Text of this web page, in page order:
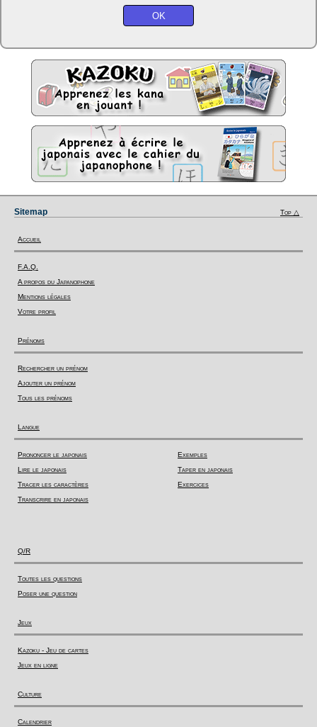
Sitemap Top △
Accueil
F.A.Q.
A propos du Japanophone
Mentions légales
Votre profil
Prénoms
Rechercher un prénom
Ajouter un prénom
Tous les prénoms
Langue
Prononcer le japonais
Lire le japonais
Tracer les caractères
Transcrire en japonais
Exemples
Taper en japonais
Exercices
Q/R
Toutes les questions
Poser une question
Jeux
Kazoku - Jeu de cartes
Jeux en ligne
Culture
Calendrier